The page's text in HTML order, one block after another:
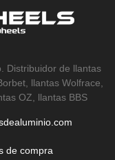
Distribuidor de llantas
llantas Wolfrace,
OZ, llantas BBS
de compra